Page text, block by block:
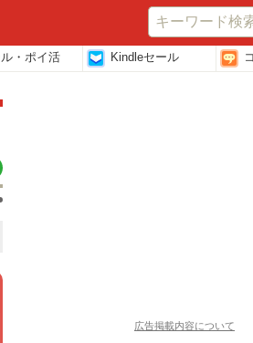
・ポイ活 Kindleセール
広告掲載内容について